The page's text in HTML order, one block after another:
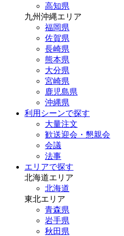
高知県
九州沖縄エリア
福岡県
佐賀県
長崎県
熊本県
大分県
宮崎県
鹿児島県
沖縄県
利用シーンで探す
大量注文
歓送迎会・懇親会
会議
法事
エリアで探す
北海道エリア
北海道
東北エリア
青森県
岩手県
秋田県